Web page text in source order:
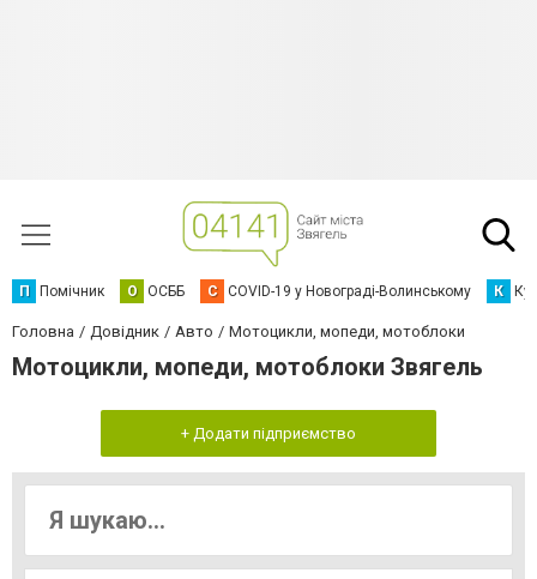
П Помічник О ОСББ C COVID-19 у Новограді-Волинському К
Головна Довідник Авто Мотоцикли, мопеди, мотоблоки
Мотоцикли, мопеди, мотоблоки Звягель
+ Додати підприємство